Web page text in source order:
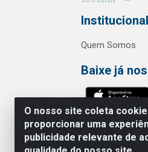
O nosso site coleta
proporcionar uma
publicidade relevante de
Institucional
Quem Somos
Baixe já